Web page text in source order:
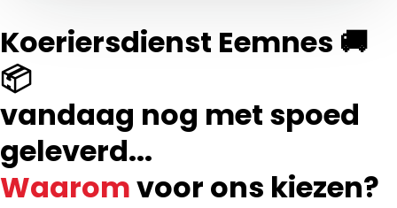
Koeriersdienst Eemnes 🚚
📦
vandaag nog met spoed
geleverd...
Waaromvoor ons kiezen?